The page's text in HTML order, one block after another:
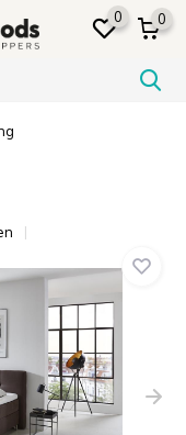
0 0
& ALMERE